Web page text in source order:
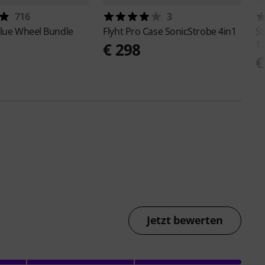
716
Wheel Bundle
3
Flyht Pro Case SonicStrobe 4in1
€ 298
Jetzt bewerten